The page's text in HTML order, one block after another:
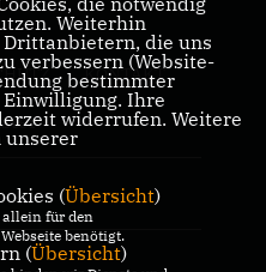
KONTAKT
Weiterhin
die uns
verbessern (Website-
bestimmter
Ihre
widerrufen. Weitere
unserer
(Übersicht)
allein für den
benötigt.
(Übersicht)